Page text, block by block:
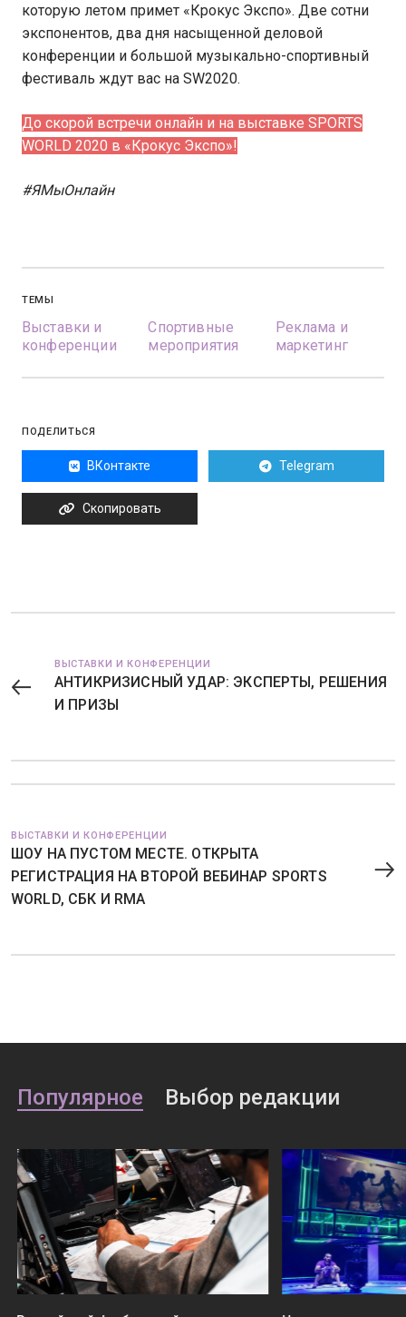
которую летом примет «Крокус Экспо». Две сотни
экспонентов, два дня насыщенной деловой
конференции и большой музыкально-спортивный
фестиваль ждут вас на SW2020.
До скорой встречи онлайн и на выставке SPORTS
WORLD 2020 в «Крокус Экспо»!
#ЯМыОнлайн
ТЕМЫ
Выставки и
конференции
Спортивные
мероприятия
Реклама и
маркетинг
ПОДЕЛИТЬСЯ
ВКонтакте Telegram
Скопировать
ВЫСТАВКИ И КОНФЕРЕНЦИИ
АНТИКРИЗИСНЫЙ УДАР: ЭКСПЕРТЫ, РЕШЕНИЯ
И ПРИЗЫ
ВЫСТАВКИ И КОНФЕРЕНЦИИ
ШОУ НА ПУСТОМ МЕСТЕ. ОТКРЫТА
РЕГИСТРАЦИЯ НА ВТОРОЙ ВЕБИНАР SPORTS
WORLD, СБК И RMA
Популярное Выбор редакции